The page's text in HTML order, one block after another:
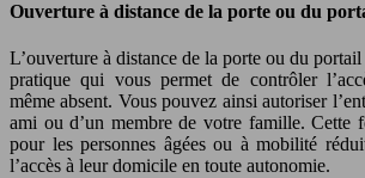
Ouverture à distance de la porte ou du
L’ouverture à distance de la porte ou du
pratique qui vous permet de contrôler
même absent. Vous pouvez ainsi autoriser
ami ou d’un membre de votre famille. Cette
pour les personnes âgées ou à mobilité
l’accès à leur domicile en toute autonomie.